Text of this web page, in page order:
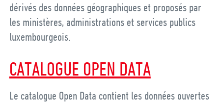
dérivés des données géographiques et proposés par
les ministères, administrations et services publics
luxembourgeois.
CATALOGUE OPEN DATA
Le catalogue Open Data contient les données ouvertes